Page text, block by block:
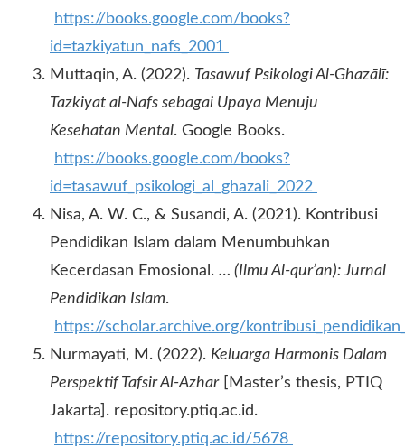
https://books.google.com/books?
id=tazkiyatun_nafs_2001
Muttaqin, A. (2022). Tasawuf Psikologi Al-Ghazālī:
Tazkiyat al-Nafs sebagai Upaya Menuju
Kesehatan Mental. Google Books.
https://books.google.com/books?
id=tasawuf_psikologi_al_ghazali_2022
Nisa, A. W. C., & Susandi, A. (2021). Kontribusi
Pendidikan Islam dalam Menumbuhkan
Kecerdasan Emosional. … (Ilmu Al-qur’an): Jurnal
Pendidikan Islam.
https://scholar.archive.org/
Nurmayati, M. (2022). Keluarga Harmonis Dalam
Perspektif Tafsir Al-Azhar[Master’s thesis, PTIQ
Jakarta]. repository.ptiq.ac.id.
https://repository.ptiq.ac.id/5678